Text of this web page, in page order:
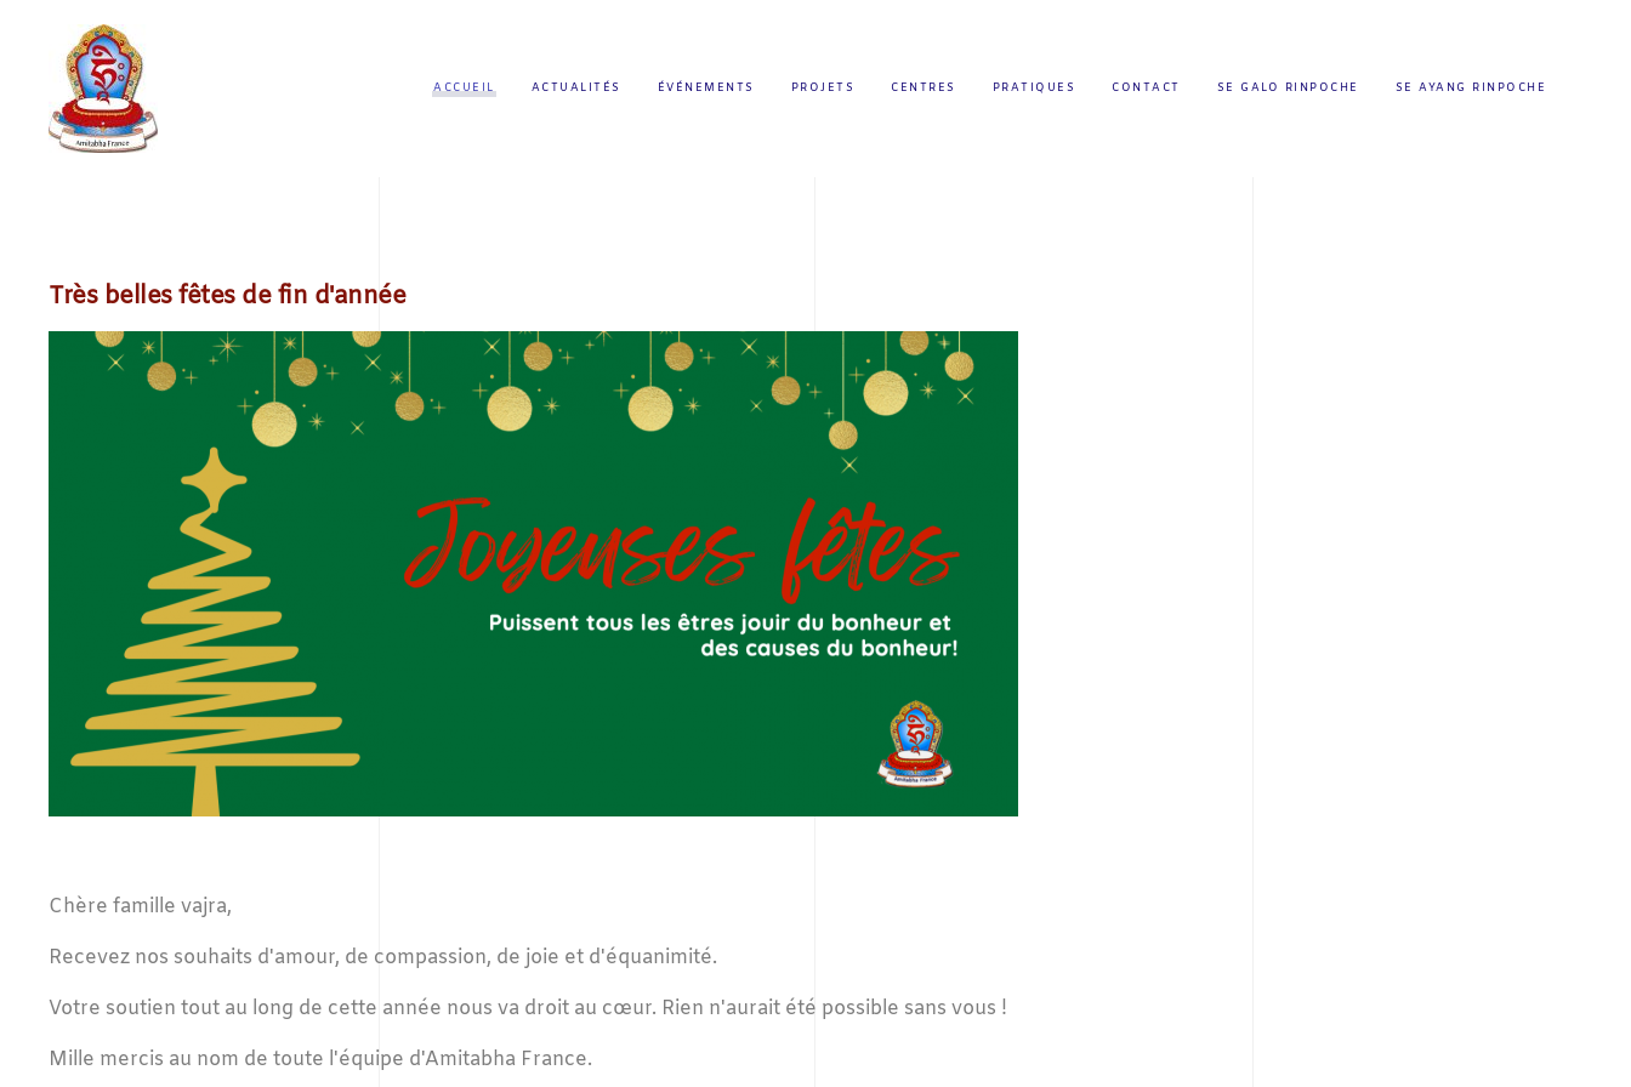
ACCUEIL ACTUALITÉS ÉVÉNEMENTS PROJETS CENTRES PRATIQUES CONTACT SE GALO RINPOCHE SE AYANG RINPOCHE
Très belles fêtes de fin d'année
Chère famille vajra,
Recevez nos souhaits d'amour, de compassion, de joie et d'équanimité.
Votre soutien tout au long de cette année nous va droit au cœur. Rien n'aurait été possible sans vous !
Mille mercis au nom de toute l'équipe d'Amitabha France.